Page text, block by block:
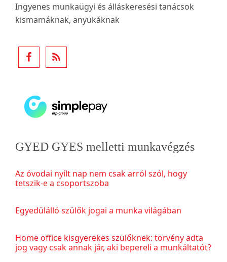
Ingyenes munkaügyi és álláskeresési tanácsok
kismamáknak, anyukáknak
GYED GYES melletti munkavégzés
Az óvodai nyílt nap nem csak arról szól, hogy
tetszik-e a csoportszoba
Egyedülálló szülők jogai a munka világában
Home office kisgyerekes szülőknek: törvény adta
jog vagy csak annak jár, aki bepereli a munkáltatót?